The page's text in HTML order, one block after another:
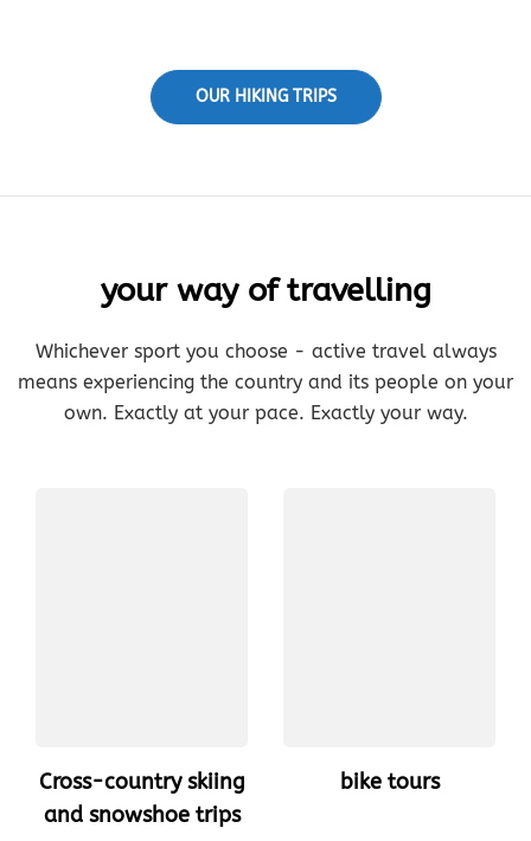
OUR HIKING TRIPS
your way of travelling
Whichever sport you choose - active travel always
means experiencing the country and its people on your
own. Exactly at your pace. Exactly your way.
Cross-country skiing
and snowshoe trips
bike tours